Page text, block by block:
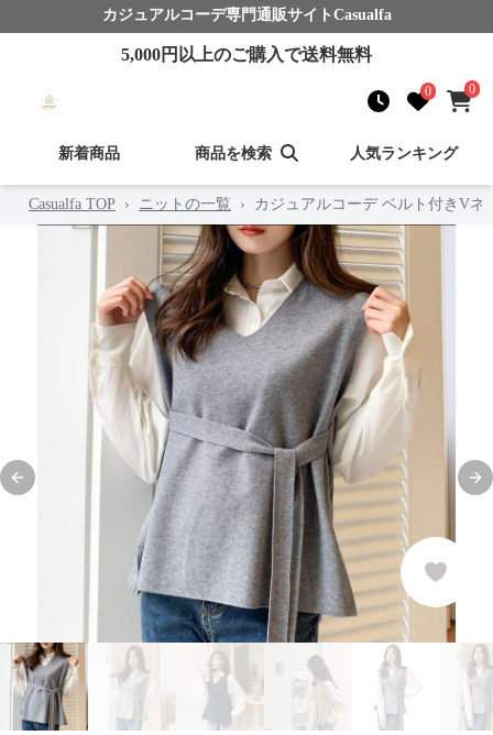
カジュアルコーデ専門通販サイト Casualfa
5,000円以上のご購入で送料無料
0 0
新着商品 商品を検索 人気ランキング
Casualfa TOP › ニットの一覧 › カジュアルコーデ ベルト付きVネ
Previous slide